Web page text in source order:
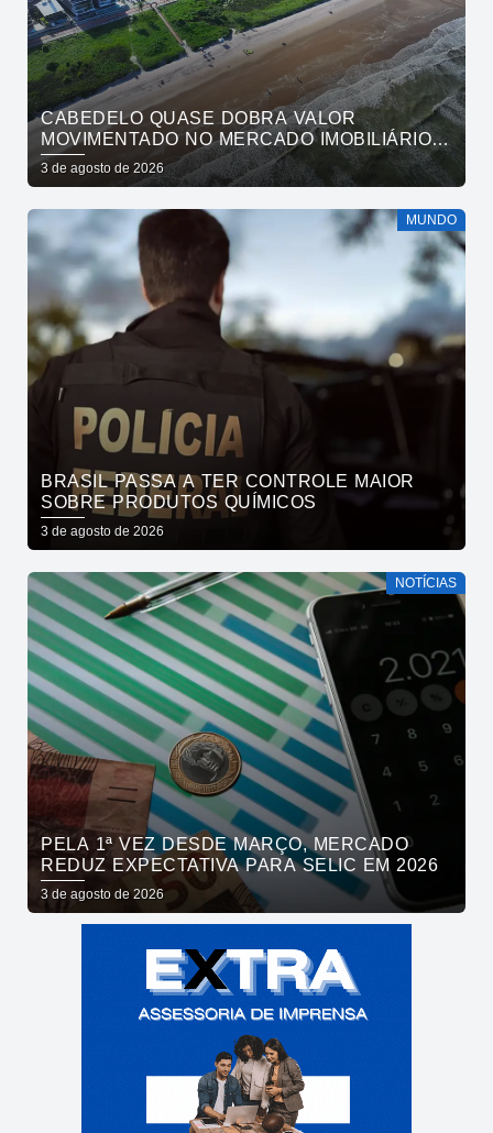
CABEDELO QUASE DOBRA VALOR
MOVIMENTADO NO MERCADO IMOBILIÁRIO
EM UM ANO
3 de agosto de 2026
MUNDO
BRASIL PASSA A TER CONTROLE MAIOR
SOBRE PRODUTOS QUÍMICOS
3 de agosto de 2026
NOTÍCIAS
PELA 1ª VEZ DESDE MARÇO, MERCADO
REDUZ EXPECTATIVA PARA SELIC EM 2026
3 de agosto de 2026